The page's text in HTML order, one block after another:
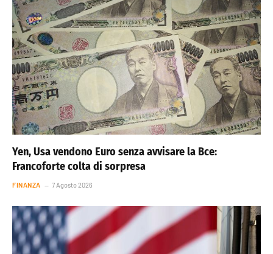
Yen, Usa vendono Euro senza avvisare la Bce:
Francoforte colta di sorpresa
FINANZA 7 Agosto 2026